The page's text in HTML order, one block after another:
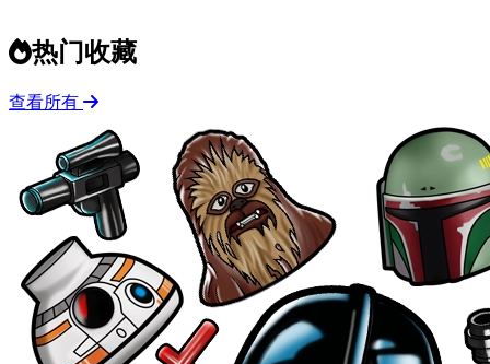
热门收藏
查看所有